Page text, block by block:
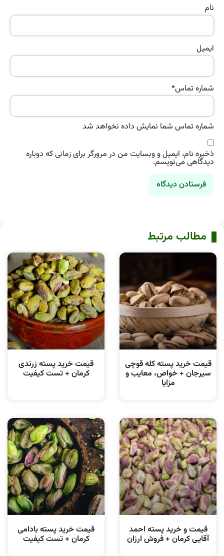
نام
ایمیل
شماره تماس*
شماره تماس شما نمایش داده نخواهد شد
ذخیره نام، ایمیل و وبسایت من در مرورگر برای زمانی که دوباره
دیدگاهی می‌نویسم.
مطالب مرتبط
قیمت خرید پسته کله قوچی
سیرجان + خواص، معایب و
مزایا
قیمت خرید پسته زرندی
کرمان + تست کیفیت
قیمت و خرید پسته احمد
آقایی کرمان + فروش ارزان
قیمت خرید پسته بادامی
کرمان + تست کیفیت